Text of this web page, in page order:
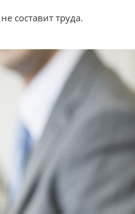
составит труда.